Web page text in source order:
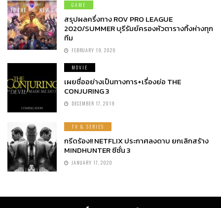
GAME
สรุปผลครึ่งทาง ROV PRO LEAGUE
2020/SUMMER บุรีรัมย์ครองหัวตารางทิ้งห่างทุก
ทีม
FEBRUARY 19, 2020
MOVIE
เผยชื่ออย่างเป็นทางการ+เรื่องย่อ THE
CONJURING 3
DECEMBER 17, 2019
TV & SERIES
กรีดร้อง!! NETFLIX ประกาศลงดาบ ยกเลิกสร้าง
MINDHUNTER ซีซั่น 3
JANUARY 17, 2020